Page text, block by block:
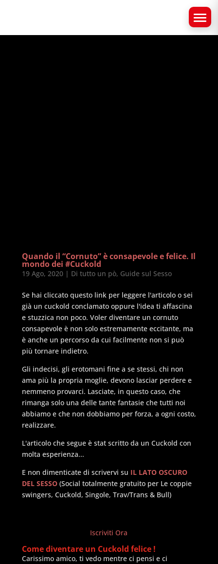
Quando il “Cornuto” è consapevole e felice. Il
mondo dei #Cuckold
19 Ago, 2020| Di tutto un pò, Guide sul Sesso
Se hai cliccato questo link per leggere l'articolo o sei
già un cuckold conclamato oppure l'idea ti affascina
e stuzzica non poco. Voler diventare un cornuto
consapevole è non solo estremamente eccitante, ma
è anche un percorso da cui facilmente non si può
più tornare indietro.
Gli indecisi, gli erotomani fine a se stessi, chi non
ama più la propria moglie, devono lasciar perdere e
nemmeno provarci. Lasciate, in questo caso, che
rimanga solo una delle tante fantasie che tutti noi
abbiamo e che non dobbiamo per forza, a ogni costo,
realizzare.
L'articolo che segue è stat scritto da un Cuckold con
molta esperienza...
E non dimenticate di scrivervi su IL LATO OSCURO
DEL SESSO(Social totalmente gratuito per Le coppie
swingers, Cuckold, Singole, Trav/Trans & Bull)
Iscriviti Ora
Come diventare un Cuckold felice !
Carissimo amico, ti vedo mentre ci pensi e ci